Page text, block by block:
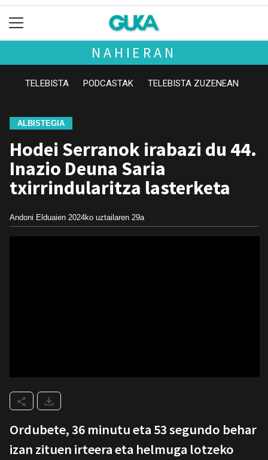
NAHIERAN
TELEBISTA PODCASTAK TELEBISTA ZUZENEAN
ALBISTEGIA
Hodei Serranok irabazi du 44.
Inazio Deuna Saria
txirrindularitza lasterketa
Andoni Elduaien 2024ko uztailaren 29a
Ordubete, 36 minutu eta 53 segundo behar
izan zituen irteera eta helmuga lotzeko